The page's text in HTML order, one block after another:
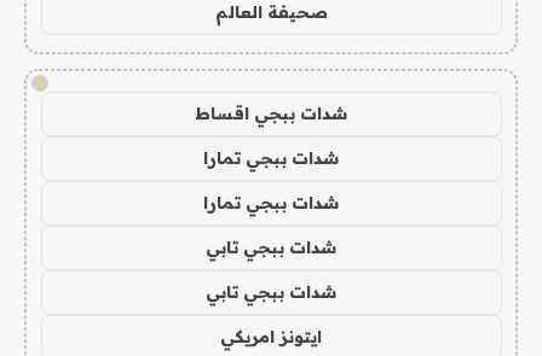
صحيفة العالم
!
شدات ببجي اقساط
شدات ببجي تمارا
شدات ببجي تمارا
شدات ببجي تابي
شدات ببجي تابي
ايتونز امريكي